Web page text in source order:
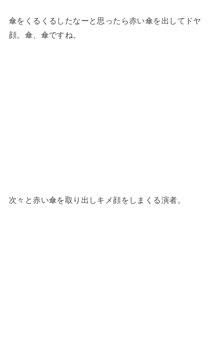
傘をくるくるしたなーと思ったら赤い傘を出してドヤ
顔。傘、傘ですね。
次々と赤い傘を取り出しキメ顔をしまくる演者。